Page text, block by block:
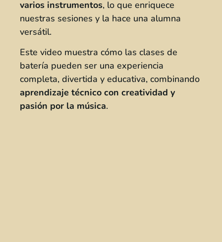
varios instrumentos, lo que enriquece
nuestras sesiones y la hace una alumna
versátil.
Este video muestra cómo las clases de
batería pueden ser una experiencia
completa, divertida y educativa, combinando
aprendizaje técnico con creatividad y
pasión por la música.